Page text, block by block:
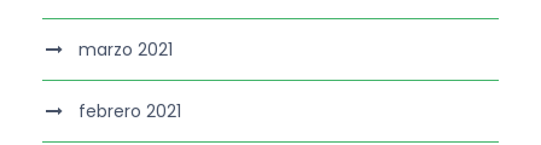
marzo 2021
febrero 2021